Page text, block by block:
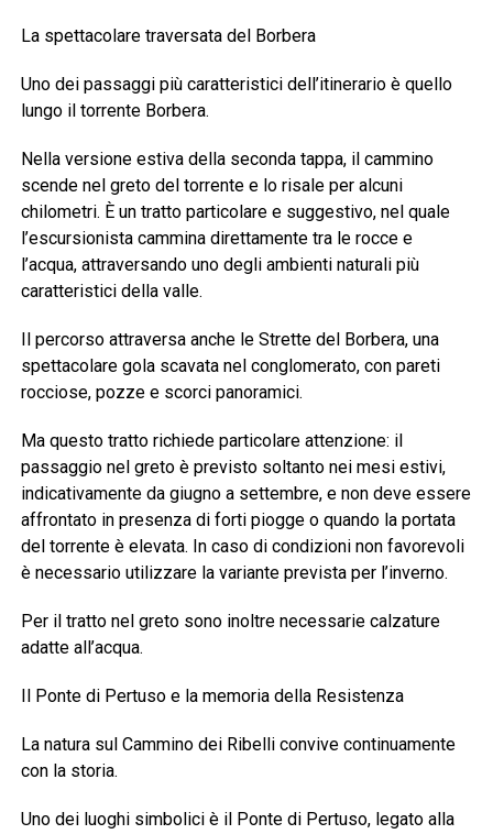
La spettacolare traversata del Borbera
Uno dei passaggi più caratteristici dell’itinerario è quello
lungo il torrente Borbera.
Nella versione estiva della seconda tappa, il cammino
scende nel greto del torrente e lo risale per alcuni
chilometri. È un tratto particolare e suggestivo, nel quale
l’escursionista cammina direttamente tra le rocce e
l’acqua, attraversando uno degli ambienti naturali più
caratteristici della valle.
Il percorso attraversa anche le Strette del Borbera, una
spettacolare gola scavata nel conglomerato, con pareti
rocciose, pozze e scorci panoramici.
Ma questo tratto richiede particolare attenzione: il
passaggio nel greto è previsto soltanto nei mesi estivi,
indicativamente da giugno a settembre, e non deve essere
affrontato in presenza di forti piogge o quando la portata
del torrente è elevata. In caso di condizioni non favorevoli
è necessario utilizzare la variante prevista per l’inverno.
Per il tratto nel greto sono inoltre necessarie calzature
adatte all’acqua.
Il Ponte di Pertuso e la memoria della Resistenza
La natura sul Cammino dei Ribelli convive continuamente
con la storia.
Uno dei luoghi simbolici è il Ponte di Pertuso, legato alla